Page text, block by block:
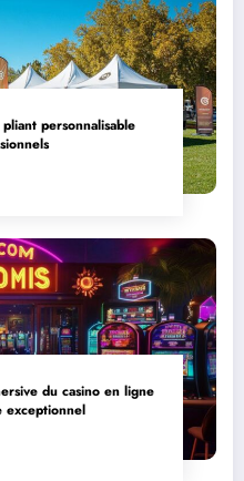
personnalisable
du casino en ligne
exceptionnel